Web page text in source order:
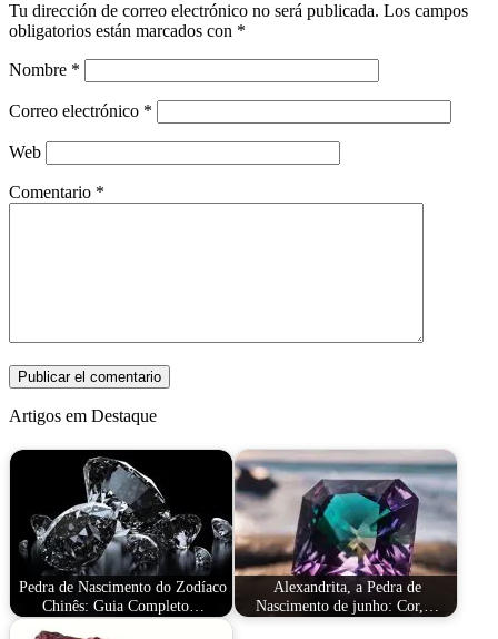
Tu dirección de correo electrónico no será publicada. Los campos
obligatorios están marcados con *
Nombre *
Correo electrónico *
Web
Comentario *
Artigos em Destaque
Pedra de Nascimento do Zodíaco
Chinês: Guia Completo…
Alexandrita, a Pedra de
Nascimento de junho: Cor,…